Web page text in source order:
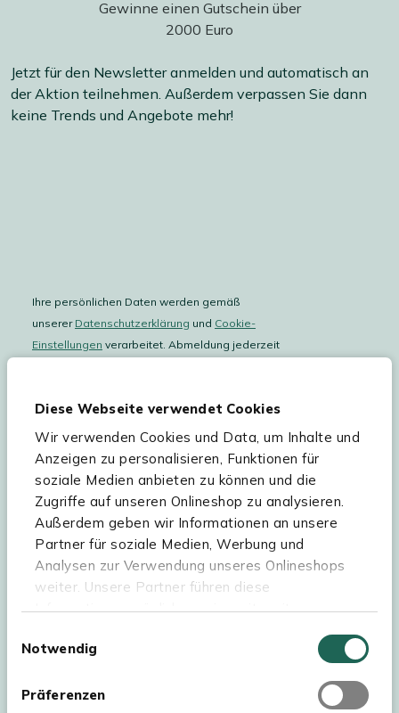
Diese Webseite verwendet Cookies
Wir verwenden Cookies und Data, um Inhalte und
Anzeigen zu personalisieren, Funktionen für
soziale Medien anbieten zu können und die
Zugriffe auf unseren Onlineshop zu analysieren.
Außerdem geben wir Informationen an unsere
Partner für soziale Medien, Werbung und
Analysen zur Verwendung unseres Onlineshops
weiter. Unsere Partner führen diese
Informationen möglicherweise mit weiteren
haben oder die sie im Rahmen Ihrer Nutzung der
Webseite müssen Sie die Cookies akzeptieren.
Notwendig
Präferenzen
Jetzt für den Newsletter anmelden und automatisch an
der Aktion teilnehmen. Außerdem verpassen Sie dann
keine Trends und Angebote mehr!
Ihre persönlichen Daten werden gemäß
unserer Datenschutzerklärung und Cookie-
Einstellungen verarbeitet. Abmeldung jederzeit
Hilfe & Service
Sortiment
Kees Smit Gartenmöbel
Experience Stores XXL